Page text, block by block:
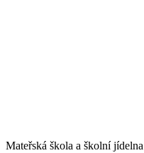
Mateřská škola a školní jídelna